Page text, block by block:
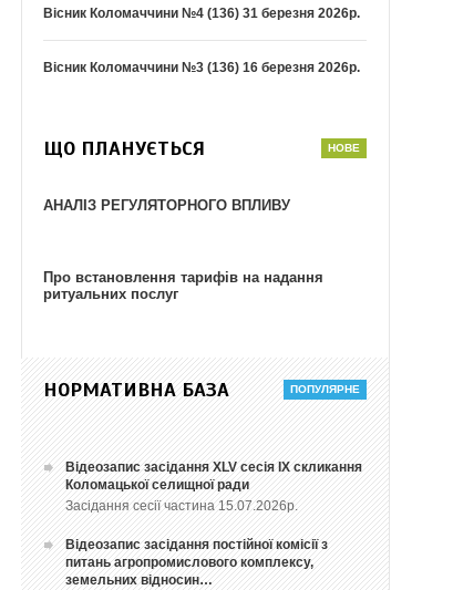
Вісник Коломаччини №4 (136) 31 березня 2026р.
Вісник Коломаччини №3 (136) 16 березня 2026р.
ЩО ПЛАНУЄТЬСЯ
АНАЛІЗ РЕГУЛЯТОРНОГО ВПЛИВУ
Про встановлення тарифів на надання
ритуальних послуг
НОРМАТИВНА БАЗА
Відеозапис засідання ХLV сесія ІХ скликання
Коломацької селищної ради
Засідання сесії частина 15.07.2026р.
Відеозапис засідання постійної комісії з
питань агропромислового комплексу,
земельних відносин…